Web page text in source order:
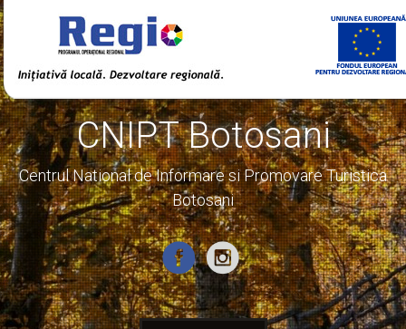
CNIPT Botosani
Centrul National de Informare si Promovare Turistica
Botosani